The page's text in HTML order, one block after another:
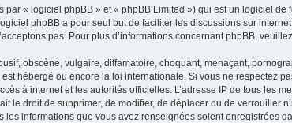
« logiciel phpBB » et « phpBB Limited ») qui est un logiciel de
phpBB a pour seul but de faciliter les discussions sur
pas. Pour plus d’informations concernant phpBB,
obscène, vulgaire, diffamatoire, choquant, menaçant,
hébergé ou encore la loi internationale. Si vous ne respectez
à internet et les autorités officielles. L’adresse IP de tous les
le droit de supprimer, de modifier, de déplacer ou de verrouiller
les informations que vous avez renseignées soient enregistrées